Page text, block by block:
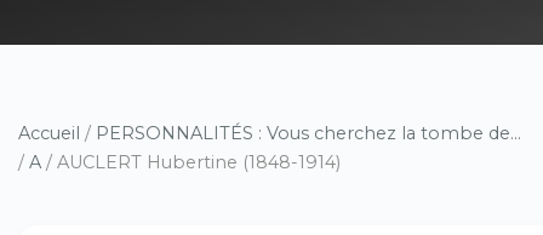
Accueil / PERSONNALITÉS : Vous cherchez la tombe de...
/ A / AUCLERT Hubertine (1848-1914)